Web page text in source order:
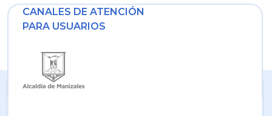
CANALES DE ATENCIÓN
PARA USUARIOS